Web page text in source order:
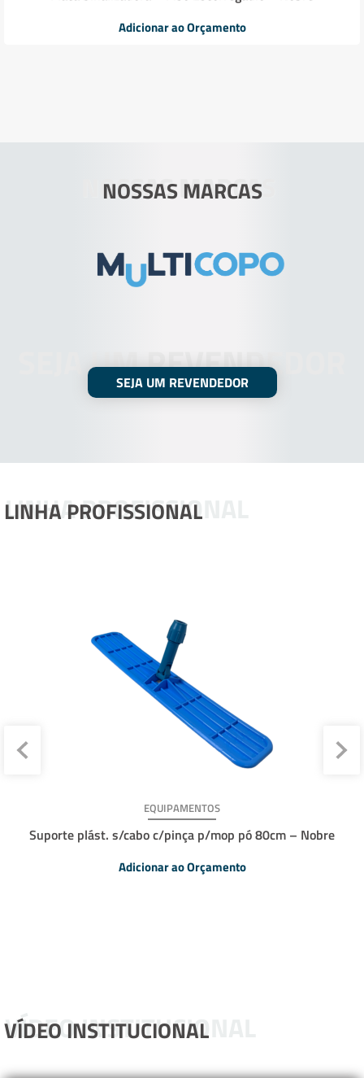
Adicionar ao Orçamento
NOSSAS MARCAS
NOSSAS MARCAS
SEJA UM REVENDEDOR
SEJA UM REVENDEDOR
LINHA PROFISSIONAL
LINHA PROFISSIONAL
EQUIPAMENTOS
Suporte plást. s/cabo c/pinça p/mop pó 80cm – Nobre
Adicionar ao Orçamento
VÍDEO INSTITUCIONAL
VÍDEO INSTITUCIONAL